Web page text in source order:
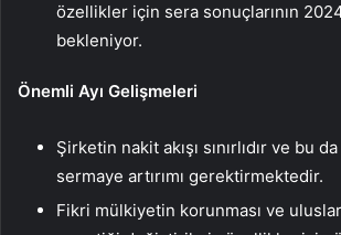
özellikler için sera sonuçlarının 2024
bekleniyor.
Önemli Ayı Gelişmeleri
Şirketin nakit akışı sınırlıdır ve bu
sermaye artırımı gerektirmektedir.
Fikri mülkiyetin korunması ve